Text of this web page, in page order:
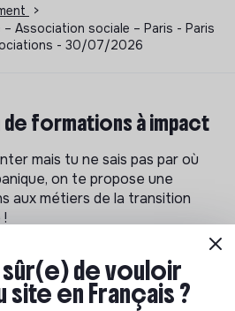
>
– Association sociale – Paris - Paris
- 30/07/2026
formations à impact
mais tu ne sais pas par où
on te propose une
aux métiers de la transition
de vouloir
en Français ?